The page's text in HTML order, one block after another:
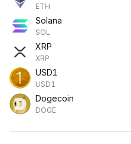
ETH
Solana
SOL
XRP
XRP
USD1
USD1
Dogecoin
DOGE